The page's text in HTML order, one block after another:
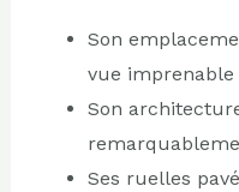
Son
vue
Son
Ses ruelles